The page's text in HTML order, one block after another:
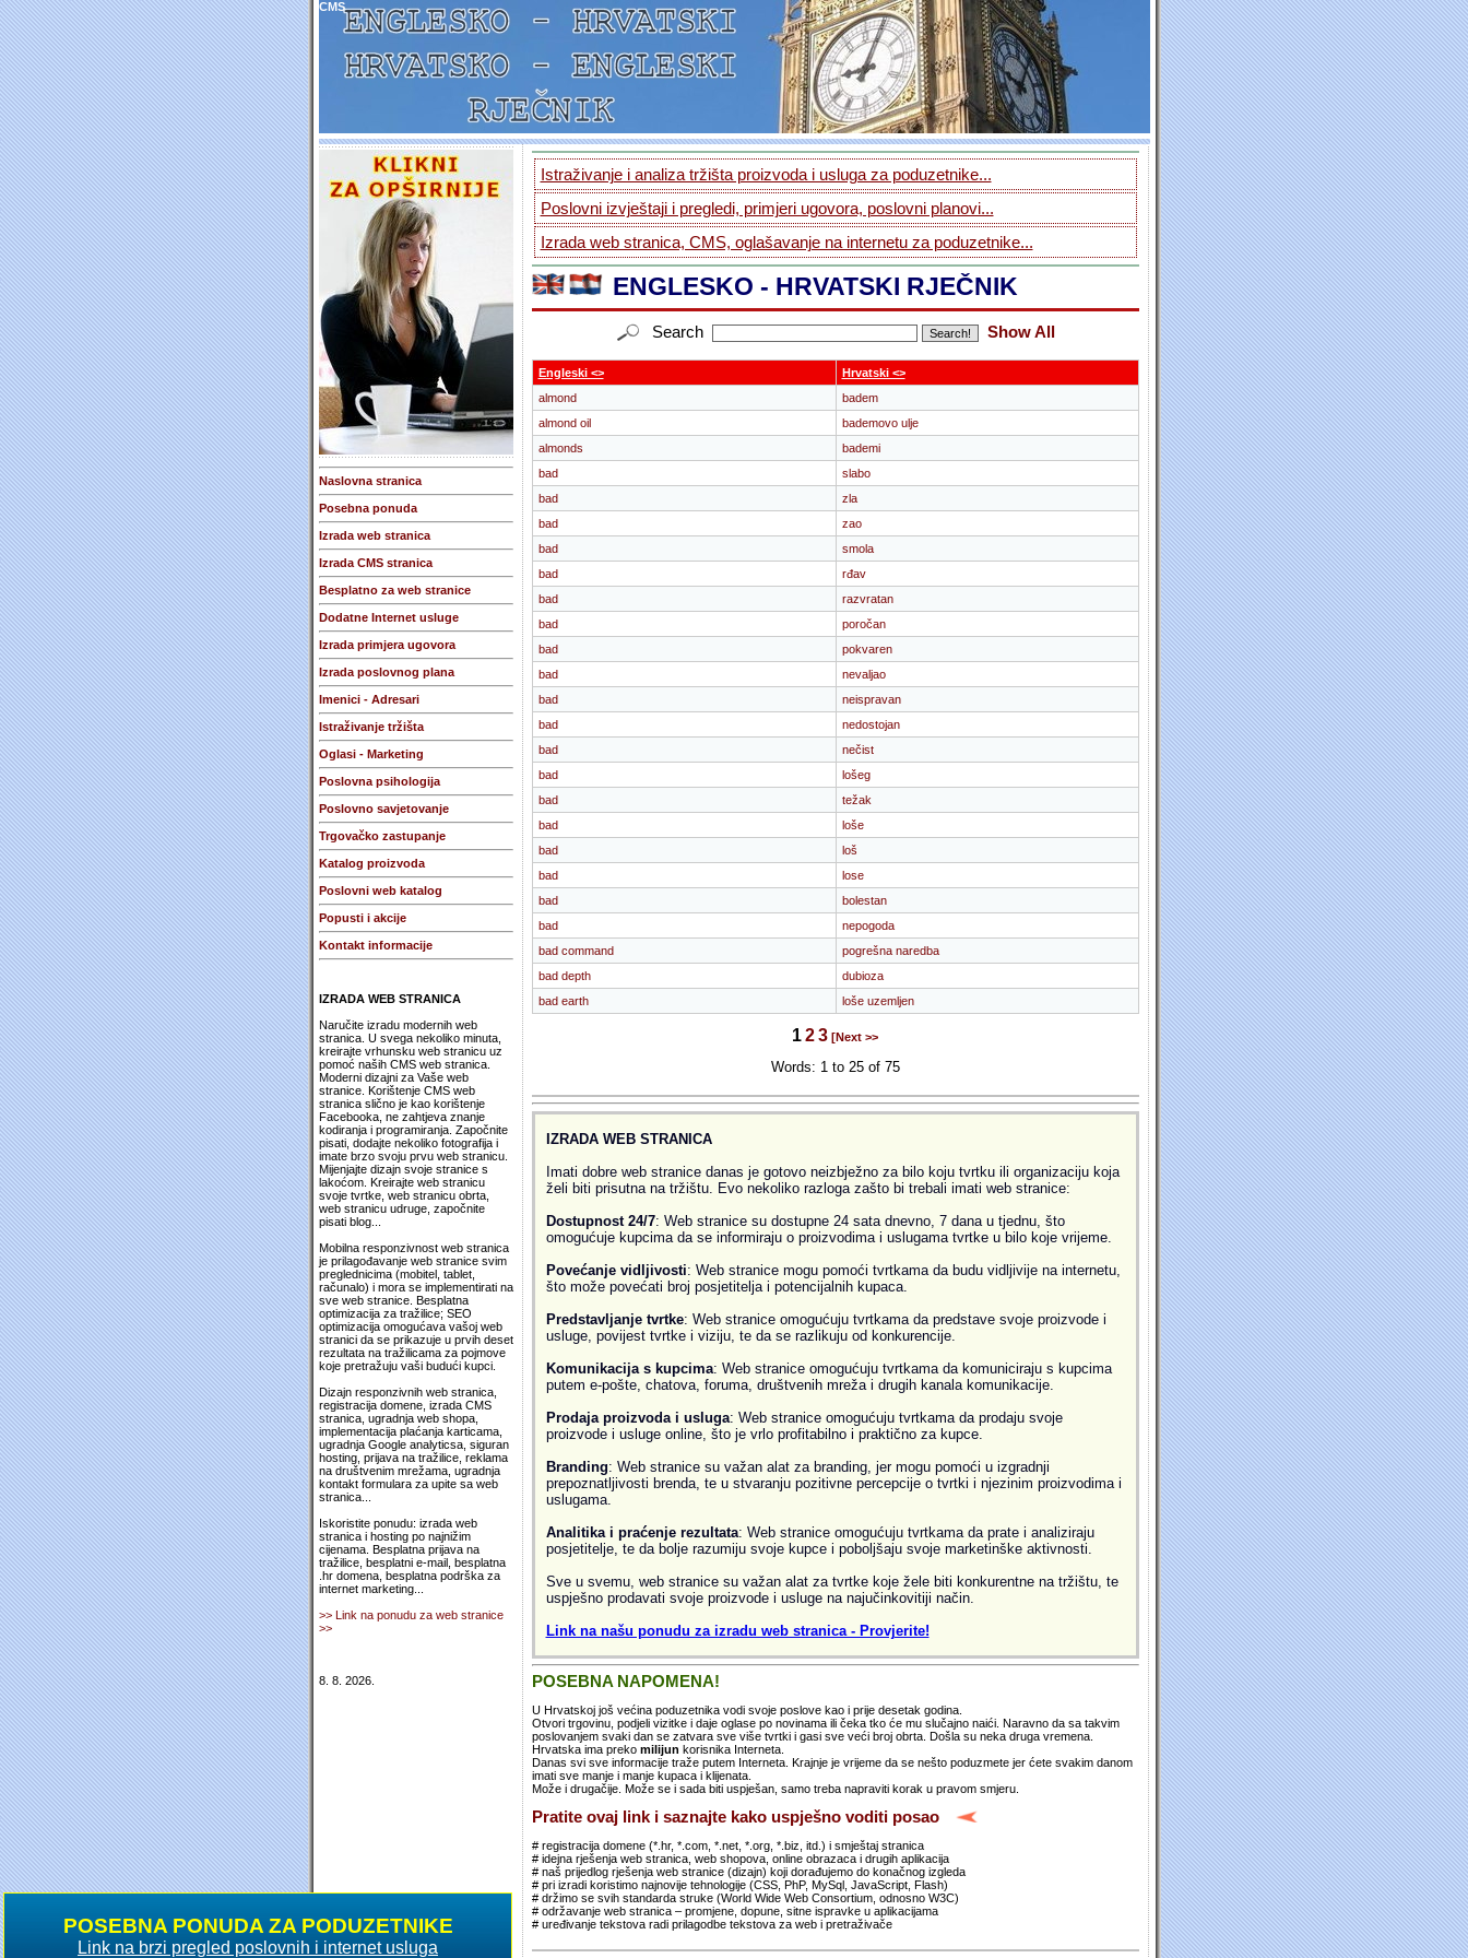
CMS
Naslovna stranica
Posebna ponuda
Izrada web stranica
Izrada CMS stranica
Besplatno za web stranice
Dodatne Internet usluge
Izrada primjera ugovora
Izrada poslovnog plana
Imenici - Adresari
Istraživanje tržišta
Oglasi - Marketing
Poslovna psihologija
Poslovno savjetovanje
Trgovačko zastupanje
Katalog proizvoda
Poslovni web katalog
Popusti i akcije
Kontakt informacije
IZRADA WEB STRANICA
Naručite izradu modernih web
stranica. U svega nekoliko minuta,
kreirajte vrhunsku web stranicu uz
pomoć naših CMS web stranica.
Moderni dizajni za Vaše web
stranice. Korištenje CMS web
stranica slično je kao korištenje
Facebooka, ne zahtjeva znanje
kodiranja i programiranja. Započnite
pisati, dodajte nekoliko fotografija i
imate brzo svoju prvu web stranicu.
Mijenjajte dizajn svoje stranice s
lakoćom. Kreirajte web stranicu
svoje tvrtke, web stranicu obrta,
web stranicu udruge, započnite
pisati blog...
Mobilna responzivnost web stranica
je prilagođavanje web stranice svim
preglednicima (mobitel, tablet,
računalo) i mora se implementirati na
sve web stranice. Besplatna
optimizacija za tražilice; SEO
optimizacija omogućava vašoj web
stranici da se prikazuje u prvih deset
rezultata na tražilicama za pojmove
koje pretražuju vaši budući kupci.
Dizajn responzivnih web stranica,
registracija domene, izrada CMS
stranica, ugradnja web shopa,
implementacija plaćanja karticama,
ugradnja Google analyticsa, siguran
hosting, prijava na tražilice, reklama
na društvenim mrežama, ugradnja
kontakt formulara za upite sa web
stranica...
Iskoristite ponudu: izrada web
stranica i hosting po najnižim
cijenama. Besplatna prijava na
tražilice, besplatni e-mail, besplatna
.hr domena, besplatna podrška za
internet marketing...
>> Link na ponudu za web stranice
>>
8. 8. 2026.
POSEBNA PONUDA ZA PODUZETNIKE
Link na brzi pregled poslovnih i internet usluga
Istraživanje i analiza tržišta proizvoda i usluga za poduzetnike...
Poslovni izvještaji i pregledi, primjeri ugovora, poslovni planovi...
Izrada web stranica, CMS, oglašavanje na internetu za poduzetnike...
ENGLESKO - HRVATSKI RJEČNIK
Search Show All
Engleski <>
Hrvatski <>
almond
badem
almond oil
bademovo ulje
almonds
bademi
bad
slabo
bad
zla
bad
zao
bad
smola
bad
rđav
bad
razvratan
bad
poročan
bad
pokvaren
bad
nevaljao
bad
neispravan
bad
nedostojan
bad
nečist
bad
lošeg
bad
težak
bad
loše
bad
loš
bad
lose
bad
bolestan
bad
nepogoda
bad command
pogrešna naredba
bad depth
dubioza
bad earth
loše uzemljen
123 [Next >>
Words: 1 to 25 of 75
IZRADA WEB STRANICA
Imati dobre web stranice danas je gotovo neizbježno za bilo koju tvrtku ili organizaciju koja
želi biti prisutna na tržištu. Evo nekoliko razloga zašto bi trebali imati web stranice:
Dostupnost 24/7: Web stranice su dostupne 24 sata dnevno, 7 dana u tjednu, što
omogućuje kupcima da se informiraju o proizvodima i uslugama tvrtke u bilo koje vrijeme.
Povećanje vidljivosti: Web stranice mogu pomoći tvrtkama da budu vidljivije na internetu,
što može povećati broj posjetitelja i potencijalnih kupaca.
Predstavljanje tvrtke: Web stranice omogućuju tvrtkama da predstave svoje proizvode i
usluge, povijest tvrtke i viziju, te da se razlikuju od konkurencije.
Komunikacija s kupcima: Web stranice omogućuju tvrtkama da komuniciraju s kupcima
putem e-pošte, chatova, foruma, društvenih mreža i drugih kanala komunikacije.
Prodaja proizvoda i usluga: Web stranice omogućuju tvrtkama da prodaju svoje
proizvode i usluge online, što je vrlo profitabilno i praktično za kupce.
Branding: Web stranice su važan alat za branding, jer mogu pomoći u izgradnji
prepoznatljivosti brenda, te u stvaranju pozitivne percepcije o tvrtki i njezinim proizvodima i
uslugama.
Analitika i praćenje rezultata: Web stranice omogućuju tvrtkama da prate i analiziraju
posjetitelje, te da bolje razumiju svoje kupce i poboljšaju svoje marketinške aktivnosti.
Sve u svemu, web stranice su važan alat za tvrtke koje žele biti konkurentne na tržištu, te
uspješno prodavati svoje proizvode i usluge na najučinkovitiji način.
Link na našu ponudu za izradu web stranica - Provjerite!
POSEBNA NAPOMENA!
U Hrvatskoj još većina poduzetnika vodi svoje poslove kao i prije desetak godina.
Otvori trgovinu, podjeli vizitke i daje oglase po novinama ili čeka tko će mu slučajno naići. Naravno da sa takvim
poslovanjem svaki dan se zatvara sve više tvrtki i gasi sve veći broj obrta. Došla su neka druga vremena.
Hrvatska ima preko milijun korisnika Interneta.
Danas svi sve informacije traže putem Interneta. Krajnje je vrijeme da se nešto poduzmete jer ćete svakim danom
imati sve manje i manje kupaca i klijenata.
Može i drugačije. Može se i sada biti uspješan, samo treba napraviti korak u pravom smjeru.
Pratite ovaj link i saznajte kako uspješno voditi posao
# registracija domene (*.hr, *.com, *.net, *.org, *.biz, itd.) i smještaj stranica
# idejna rješenja web stranica, web shopova, online obrazaca i drugih aplikacija
# naš prijedlog rješenja web stranice (dizajn) koji dorađujemo do konačnog izgleda
# pri izradi koristimo najnovije tehnologije (CSS, PhP, MySql, JavaScript, Flash)
# držimo se svih standarda struke (World Wide Web Consortium, odnosno W3C)
# održavanje web stranica – promjene, dopune, sitne ispravke u aplikacijama
# uređivanje tekstova radi prilagodbe tekstova za web i pretraživače